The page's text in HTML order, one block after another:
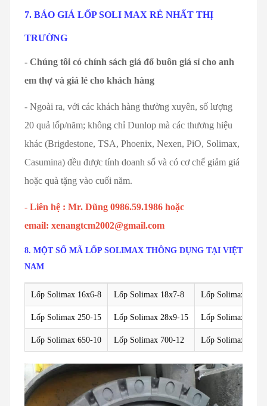
7. BÁO GIÁ LỐP SOLI MAX RẺ NHẤT THỊ
TRƯỜNG
- Chúng tôi có chính sách giá đổ buôn giá sỉ cho anh
em thợ và giá lẻ cho khách hàng
- Ngoài ra, với các khách hàng thường xuyên, số lượng
20 quả lốp/năm; không chỉ Dunlop mà các thương hiệu
khác (Brigdestone, TSA, Phoenix, Nexen, PiO, Solimax,
Casumina) đều được tính doanh số và có cơ chế giảm giá
hoặc quà tặng vào cuối năm.
- Liên hệ : Mr. Dũng 0986.59.1986 hoặc
email: xenangtcm2002@gmail.com
8. MỘT SỐ MÃ LỐP SOLIMAX THÔNG DỤNG TẠI VIỆT
NAM
Lốp Solimax 16x6-8 Lốp Solimax 18x7-8 Lốp Solimax 200/
Lốp Solimax 250-15 Lốp Solimax 28x9-15 Lốp Solimax 300-
Lốp Solimax 650-10 Lốp Solimax 700-12 Lốp Solimax 825-